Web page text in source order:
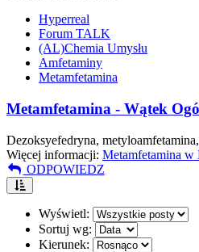
Hyperreal
Forum TALK
(AL)Chemia Umysłu
Amfetaminy
Metamfetamina
Metamfetamina - Wątek
Dezoksyefedryna,
Więcej informacji: Metamfetamina
ODPOWIEDZ
Wyświetl:
Sortuj wg:
Kierunek: